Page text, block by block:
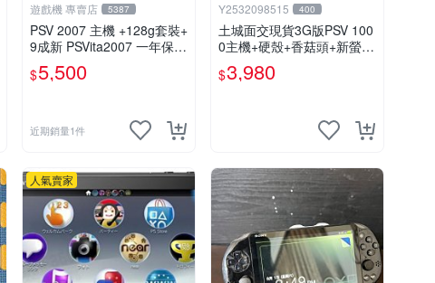
遊戲機 專賣店 5387
PSV 2007 主機 +128g套裝+
9成新 PSVita2007 一年保修
遊戲機 以改 變革
$5,500
近期銷量1件
Y2532098515 400
土城面交現貨3G版PSV 100
0主機+硬殼+香菇頭+新螢幕
玻璃貼+初音掛繩+可改機版
本8成新 一年保修如照片所
$3,980
人氣賣家